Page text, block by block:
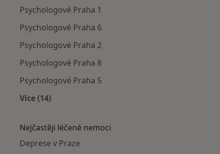
Psychologové Praha 1
Psychologové Praha 6
Psychologové Praha 2
Psychologové Praha 8
Psychologové Praha 5
Více (14)
Nejčastěji léčené nemoci
Deprese v Praze